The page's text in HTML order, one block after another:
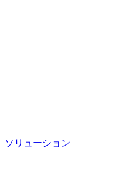
ソリューション